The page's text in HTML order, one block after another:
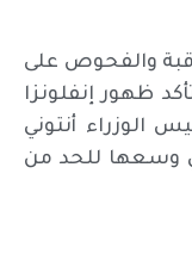
والفحوص على
ظهور إنفلونزا
الوزراء أنتوني
وسعها للحد من